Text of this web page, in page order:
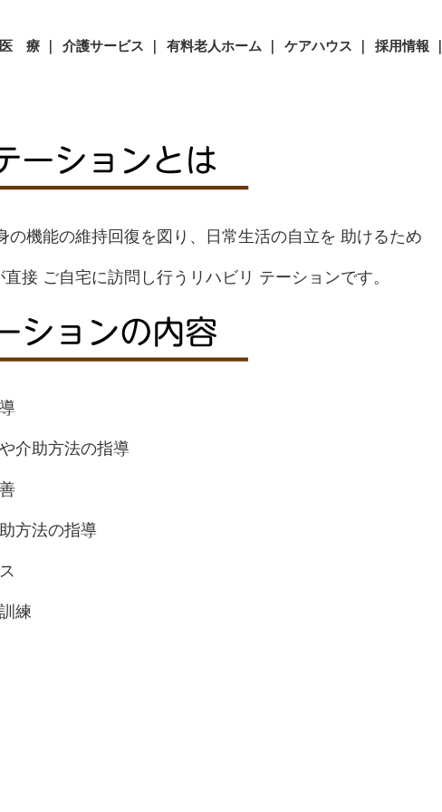
医 療 ｜ 介護サービス ｜ 有料老人ホーム ｜ ケアハウス ｜ 採用情報 ｜
機能の維持回復を図り、日常生活の自立を 助けるため
接 ご自宅に訪問し行うリハビリ テーションです。
介助方法の指導
方法の指導
練